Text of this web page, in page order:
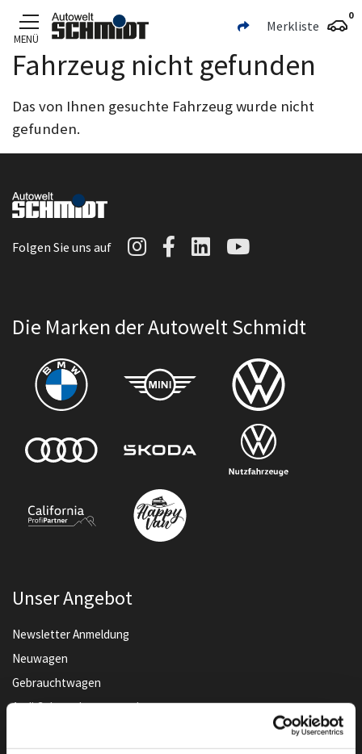
Zum Hauptinhalt
MENÜ
Merkliste
0
Fahrzeug nicht gefunden
Das von Ihnen gesuchte Fahrzeug wurde nicht
gefunden.
Folgen Sie uns auf Autowelt Schmidt auf
Autowelt Schmidt
AutoweltAutowelt
Die Marken der Autowelt Schmidt
Unser Angebot
Newsletter Anmeldung
Neuwagen
Gebrauchtwagen
Audi Gebrauchtwagen :plus